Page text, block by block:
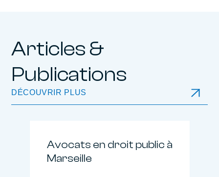
Articles &
Publications
DÉCOUVRIR PLUS
Avocats en droit public à
Marseille